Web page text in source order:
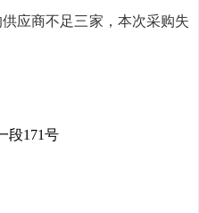
应商不足三家，本次采购失
段171号